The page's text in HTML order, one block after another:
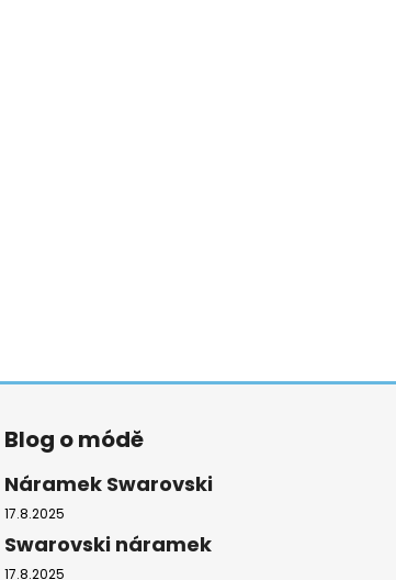
Blog o módě
Náramek Swarovski
17.8.2025
Swarovski náramek
17.8.2025